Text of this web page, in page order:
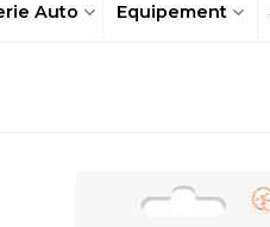
Auto Equipement